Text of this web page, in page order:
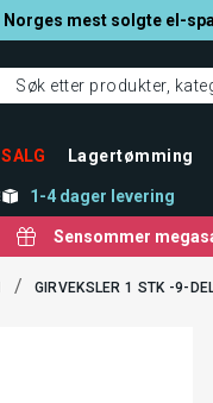
Norges mest solgte el-
SALG Lagertømming
1-4 dager levering
Sensommer
/ GIRVEKSLER 1 STK -9-